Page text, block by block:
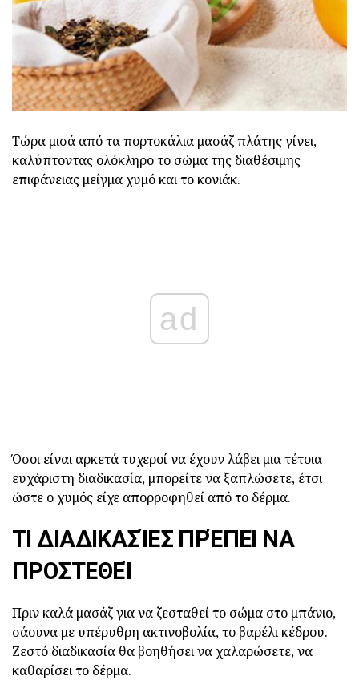
Τώρα μισά από τα πορτοκάλια μασάζ πλάτης γίνει,
καλύπτοντας ολόκληρο το σώμα της διαθέσιμης
επιφάνειας μείγμα χυμό και το κονιάκ.
ad
Όσοι είναι αρκετά τυχεροί να έχουν λάβει μια τέτοια
ευχάριστη διαδικασία, μπορείτε να ξαπλώσετε, έτσι
ώστε ο χυμός είχε απορροφηθεί από το δέρμα.
ΤΙ ΔΙΑΔΙΚΑΣΊΕΣ ΠΡΈΠΕΙ ΝΑ
ΠΡΟΣΤΕΘΕΊ
Πριν καλά μασάζ για να ζεσταθεί το σώμα στο μπάνιο,
σάουνα με υπέρυθρη ακτινοβολία, το βαρέλι κέδρου.
Ζεστό διαδικασία θα βοηθήσει να χαλαρώσετε, να
καθαρίσει το δέρμα.